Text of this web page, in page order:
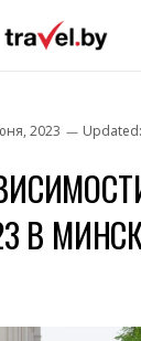
2023 Updated:
В